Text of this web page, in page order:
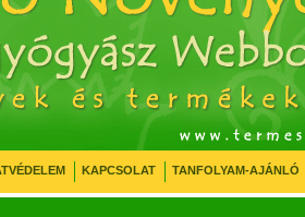
KAPCSOLAT TANFOLYAM-AJÁNLÓ